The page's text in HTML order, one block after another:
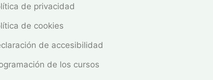
de privacidad
de cookies
de accesibilidad
de los cursos